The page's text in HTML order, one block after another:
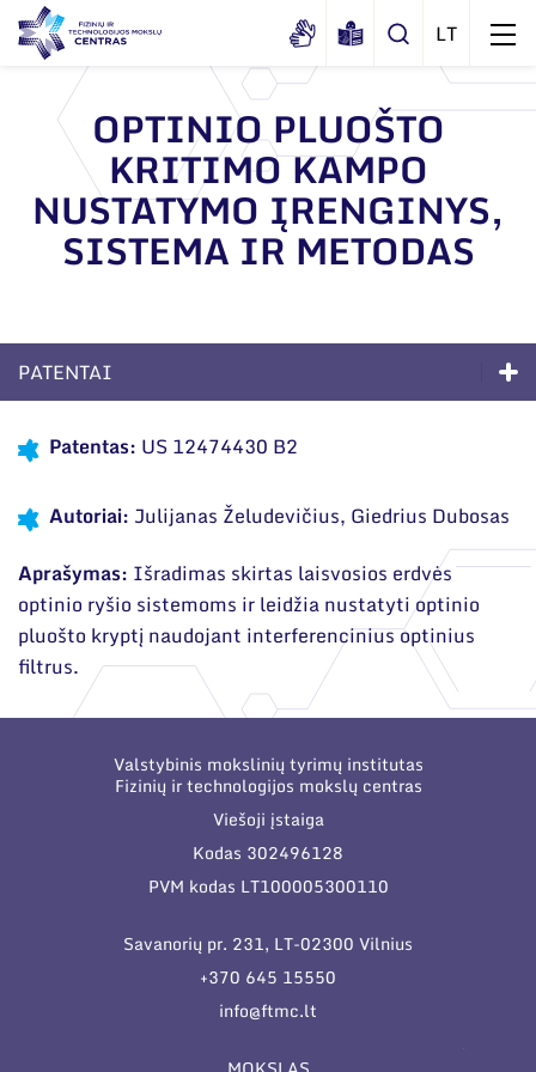
Apie mus
Dokumentai
Sertifikatai ir akreditavimo pažymėjimai
Korupcijos prevencija
Duomenų apsauga
Darbuotojams
Narystė nacionalinėse ir tarptautinėse
organizacijose bei asociacijose
Struktūra
Administracija
Mokslo taryba
Tarptautinė patarėjų taryba
Mokslininkai emeritai
Administracija
OPTINIO PLUOŠTO
KRITIMO KAMPO
NUSTATYMO ĮRENGINYS,
SISTEMA IR METODAS
PATENTAI
Moksliniai skyriai
Mokslinės publikacijos
Mokslo projektai
Patentai
Informacija studentams
Informacija moksleiviams ir mokytojams
Nuo moksleivio iki mokslininko
Patentas: US 12474430 B2
Autoriai: Julijanas Želudevičius, Giedrius Dubosas
Aprašymas: Išradimas skirtas laisvosios erdvės
optinio ryšio sistemoms ir leidžia nustatyti optinio
pluošto kryptį naudojant interferencinius optinius
filtrus.
Valstybinis mokslinių tyrimų institutas
Fizinių ir technologijos mokslų centras
Viešoji įstaiga
Kodas 302496128
PVM kodas LT100005300110
Savanorių pr. 231, LT-02300 Vilnius
+370 645 15550
info@ftmc.lt